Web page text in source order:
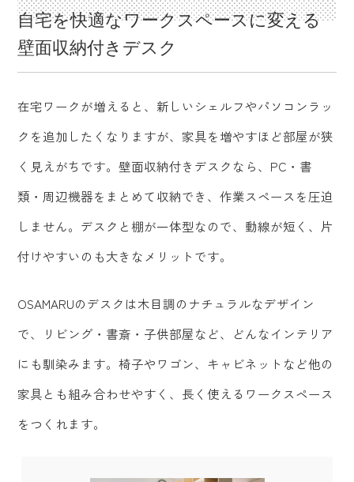
自宅を快適なワークスペースに変える
壁面収納付きデスク
在宅ワークが増えると、新しいシェルフやパソコンラッ
クを追加したくなりますが、家具を増やすほど部屋が狭
く見えがちです。壁面収納付きデスクなら、PC・書
類・周辺機器をまとめて収納でき、作業スペースを圧迫
しません。デスクと棚が一体型なので、動線が短く、片
付けやすいのも大きなメリットです。
OSAMARUのデスクは木目調のナチュラルなデザイン
で、リビング・書斎・子供部屋など、どんなインテリア
にも馴染みます。椅子やワゴン、キャビネットなど他の
家具とも組み合わせやすく、長く使えるワークスペース
をつくれます。